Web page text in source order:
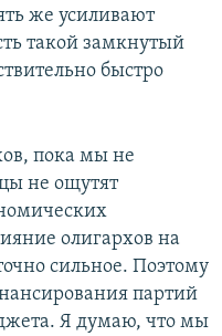
же усиливают
такой замкнутый
быстро
пока мы не
не ощутят
олигархов на
сильное. Поэтому
партий
Я думаю, что мы